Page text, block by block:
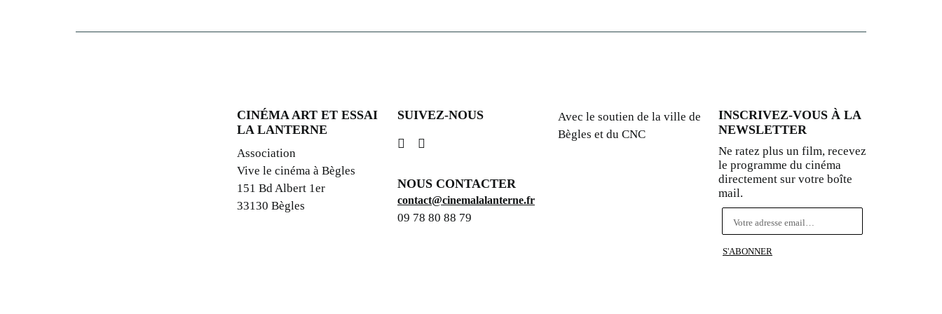
CINÉMA ART ET ESSAI
LA LANTERNE
Association
Vive le cinéma à Bègles
151 Bd Albert 1er
33130 Bègles
SUIVEZ-NOUS
NOUS CONTACTER
contact@cinemalalanterne.fr
09 78 80 88 79
Avec le soutien de la ville de
Bègles et du CNC
INSCRIVEZ-VOUS À LA
NEWSLETTER
Ne ratez plus un film, recevez
le programme du cinéma
directement sur votre boîte
mail.